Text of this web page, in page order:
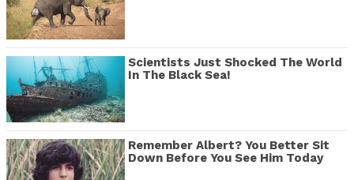
Scientists Just Shocked The World
In The Black Sea!
Remember Albert? You Better Sit
Down Before You See Him Today